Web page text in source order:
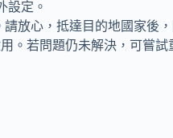
設定。
放心，抵達目的地國家後
。若問題仍未解決，可嘗試